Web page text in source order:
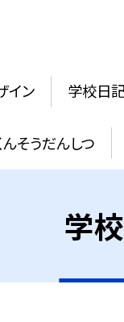
イン 学校日
そうだんしつ
学